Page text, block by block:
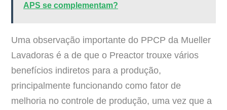
APS se complementam?
Uma observação importante do PPCP da Mueller
Lavadoras é a de que o Preactor trouxe vários
benefícios indiretos para a produção,
principalmente funcionando como fator de
melhoria no controle de produção, uma vez que a